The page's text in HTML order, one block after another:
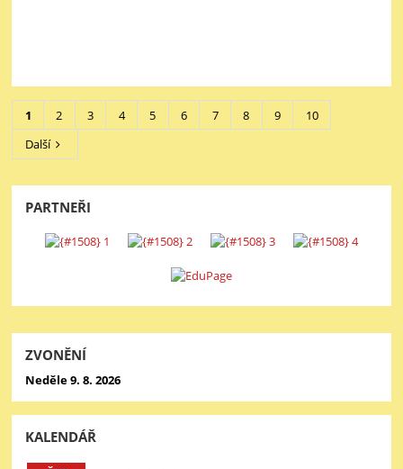
1 2 3 4 5 6 7 8 9
10
Další
PARTNEŘI
ZVONĚNÍ
Neděle 9. 8. 2026
KALENDÁŘ